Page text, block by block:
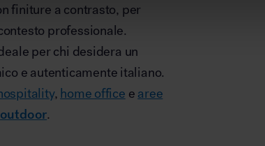
finiture a contrasto, per
professionale.
per chi desidera un
e autenticamente italiano.
, home office e aree
.